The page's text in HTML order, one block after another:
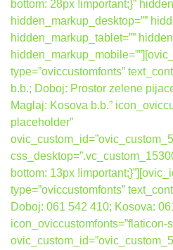
bottom: 28px !important;}”
hidden_markup_desktop=””
hidden_markup_tablet=””
type=”oviccustomfonts”
b.b.; Doboj: Prostor zelene
Maglaj: Kosova b.b.”
placeholder”
bottom: 13px
type=”oviccustomfonts”
Doboj: 061 542 410; Kosova:
icon_oviccustomfonts=”flaticon-